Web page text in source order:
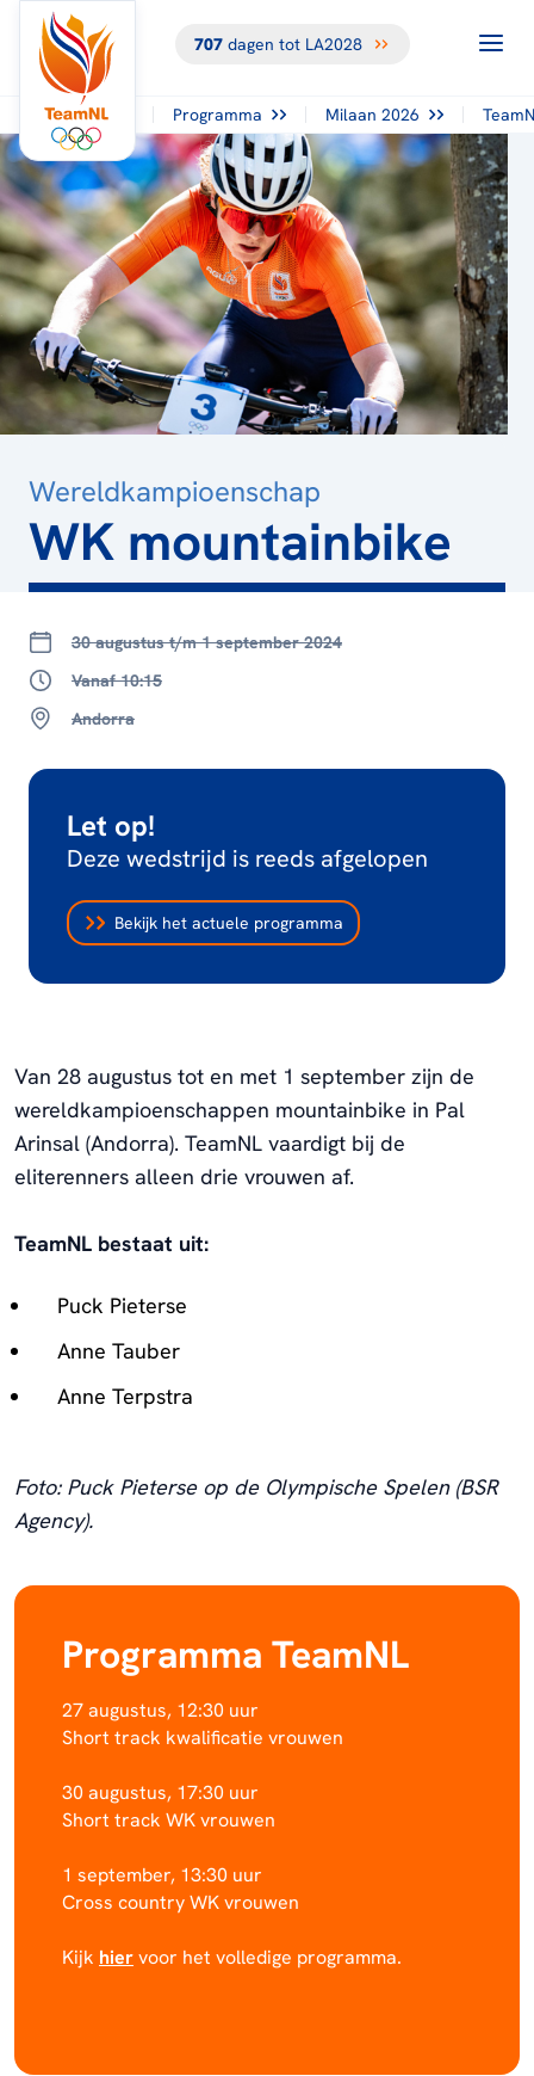
707dagen tot LA2028
Programma Milaan 2026
Wereldkampioenschap
WK mountainbike
30 augustus t/m 1 september 2024
Vanaf 10:15
Andorra
Let op!
Deze wedstrijd is reeds afgelopen
Bekijk het actuele programma
TERUG NAAR
OVERZICHT
Van 28 augustus tot en met 1 september zijn de
wereldkampioenschappen mountainbike in Pal
Arinsal (Andorra). TeamNL vaardigt bij de
eliterenners alleen drie vrouwen af.
TeamNL bestaat uit:
Puck Pieterse
Anne Tauber
Anne Terpstra
Foto: Puck Pieterse op de Olympische Spelen (BSR
Agency).
Programma TeamNL
27 augustus, 12:30 uur
Short track kwalificatie vrouwen
30 augustus, 17:30 uur
Short track WK vrouwen
1 september, 13:30 uur
Cross country WK vrouwen
Kijk hiervoor het volledige programma.